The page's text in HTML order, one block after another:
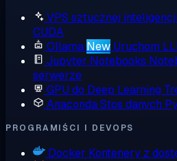
VPS sztucznej inteligencji
CUDA
Ollama New Uruchom
Jupyter Notebooks
serwerze
GPU do Deep Learning
AnacondaStos danych
PROGRAMIŚCI I DEVOPS
Docker Kontenery z